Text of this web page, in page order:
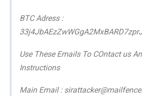
BTC Adress :
Use These Emails To COntact us
Instructions
Main Email :